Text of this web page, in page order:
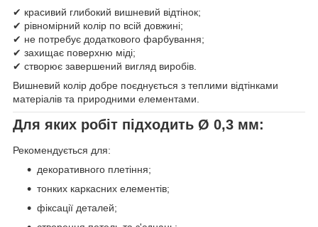
✔ красивий глибокий вишневий відтінок;
✔ рівномірний колір по всій довжині;
✔ не потребує додаткового фарбування;
✔ захищає поверхню міді;
✔ створює завершений вигляд виробів.
Вишневий колір добре поєднується з теплими відтінками
матеріалів та природними елементами.
Для яких робіт підходить Ø 0,3 мм:
Рекомендується для:
декоративного плетіння;
тонких каркасних елементів;
фіксації деталей;